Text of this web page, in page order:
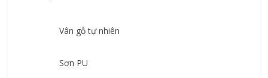
Vân gỗ tự nhiên
Sơn PU